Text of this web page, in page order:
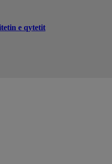
e qytetit